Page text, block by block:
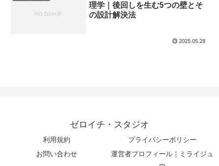
理学｜後回しを生む5つの壁とそ
の設計解決法
2025.05.28
ゼロイチ・スタジオ
利用規約
プライバシーポリシー
お問い合わせ
運営者プロフィール｜ミライジュ